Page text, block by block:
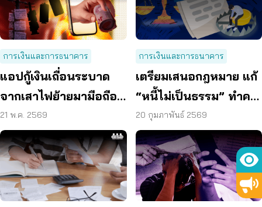
การเงินและการธนาคาร
แอปกู้เงินเถื่อนระบาด
จากเสาไฟย้ายมามือถือ
อาจจบด้วย “กู้หมื่น คืน
แสน”
21 พ.ค. 2569
การเงินและการธนาคาร
เตรียมเสนอกฎหมาย แก้
“หนี้ไม่เป็นธรรม” ทำคน
ไทยติดกับดัก
20 กุมภาพันธ์ 2569